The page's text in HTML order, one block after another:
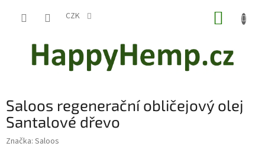
CZK
Saloos regenerační obličejový olej
Santalové dřevo
Značka: Saloos